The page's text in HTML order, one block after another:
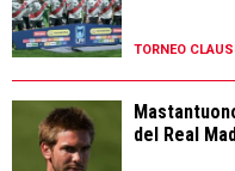
TORNEO
del Real